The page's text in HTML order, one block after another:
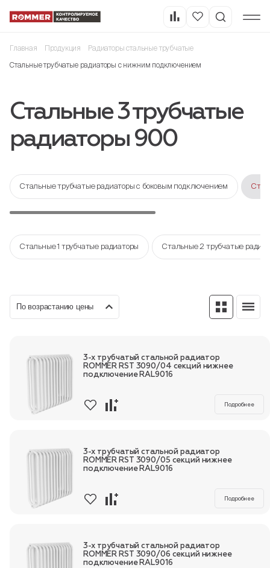
Главная Продукция Радиаторы стальные трубчатые
Стальные трубчатые радиаторы с нижним подключением
Стальные 3 трубчатые
радиаторы 900
Стальные трубчатые радиаторы с боковым подключением
Стальные 1 трубчатые радиаторы Стальные 2 трубчатые
По возрастанию цены
Подробнее
3-х трубчатый стальной радиатор
ROMMER RST 3090/04 секций нижнее
подключение RAL9016
Подробнее
3-х трубчатый стальной радиатор
ROMMER RST 3090/05 секций нижнее
подключение RAL9016
3-х трубчатый стальной радиатор
ROMMER RST 3090/06 секций нижнее
подключение RAL9016